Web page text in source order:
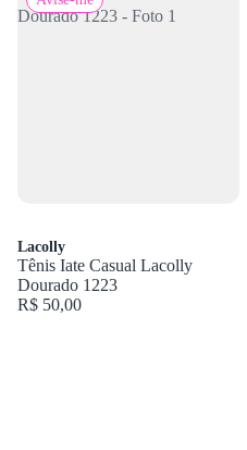
Lacolly
Tênis Iate Casual Lacolly
Dourado 1223
R$ 50,00